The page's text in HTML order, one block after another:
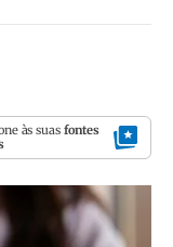
às suas fontes